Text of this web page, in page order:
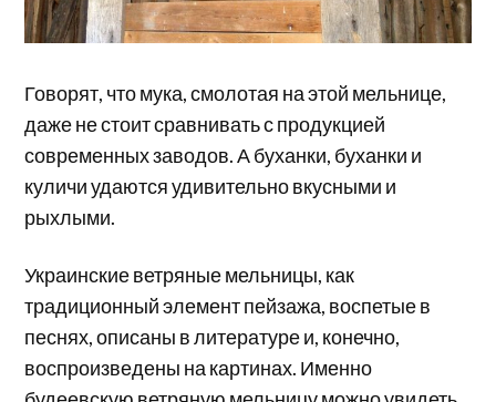
Говорят, что мука, смолотая на этой мельнице,
даже не стоит сравнивать с продукцией
современных заводов. А буханки, буханки и
куличи удаются удивительно вкусными и
рыхлыми.
Украинские ветряные мельницы, как
традиционный элемент пейзажа, воспетые в
песнях, описаны в литературе и, конечно,
воспроизведены на картинах. Именно